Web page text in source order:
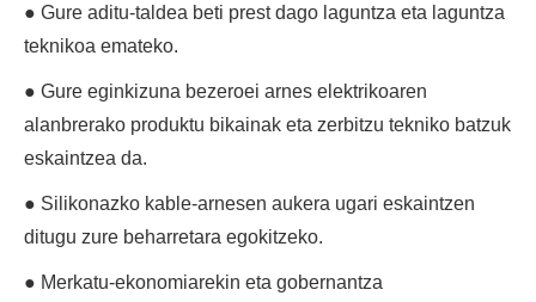
● Gure aditu-taldea beti prest dago laguntza eta laguntza
teknikoa emateko.
● Gure eginkizuna bezeroei arnes elektrikoaren
alanbrerako produktu bikainak eta zerbitzu tekniko batzuk
eskaintzea da.
● Silikonazko kable-arnesen aukera ugari eskaintzen
ditugu zure beharretara egokitzeko.
● Merkatu-ekonomiarekin eta gobernantza